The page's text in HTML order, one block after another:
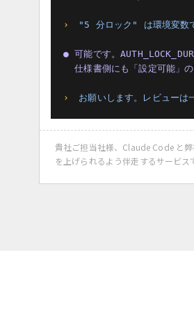
› "5 分ロック" は環境変数
● 可能です。
仕様書側にも「設定可能」
› お願いします。レビューは
貴社ご担当社様、Claude Code と
を上げられるよう伴走するサービス